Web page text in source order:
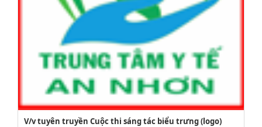
V/v tuyên truyền Cuộc thi sáng tác biểu trưng (logo)